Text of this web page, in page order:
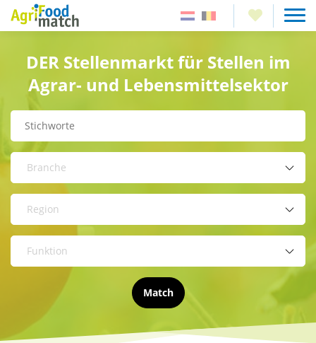
DER Stellenmarkt für Stellen im
Agrar- und Lebensmittelsektor
Branche
Region
Funktion